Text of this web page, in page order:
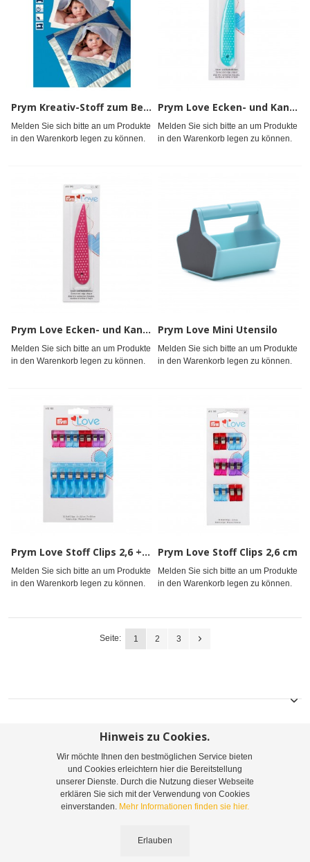
Prym Kreativ-Stoff zum Bedrucken
Melden Sie sich bitte an um Produkte
in den Warenkorb legen zu können.
Prym Love Ecken- und Kantenformer mint
Melden Sie sich bitte an um Produkte
in den Warenkorb legen zu können.
Prym Love Ecken- und Kantenformer pink
Melden Sie sich bitte an um Produkte
in den Warenkorb legen zu können.
Prym Love Mini Utensilo
Melden Sie sich bitte an um Produkte
in den Warenkorb legen zu können.
Prym Love Stoff Clips 2,6 + 5,5 cm
Melden Sie sich bitte an um Produkte
in den Warenkorb legen zu können.
Prym Love Stoff Clips 2,6 cm
Melden Sie sich bitte an um Produkte
in den Warenkorb legen zu können.
Seite: 1 2 3
Sitemap Suchbegriffe Erweiterte Suche
Bestellungen und Rücksendungen Kontaktieren Sie uns
44 55-0 | Email:info@belousek.at
Hinweis zu Cookies.
Wir möchte Ihnen den bestmöglichen Service bieten
und Cookies erleichtern hier die Bereitstellung
unserer Dienste. Durch die Nutzung dieser Webseite
erklären Sie sich mit der Verwendung von Cookies
einverstanden. Mehr Informationen finden sie hier.
Erlauben